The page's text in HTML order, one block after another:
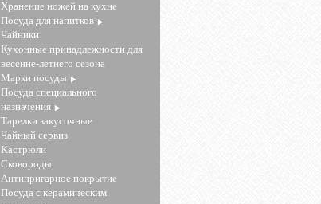
Хранение ножей на кухне
Посуда для напитков
Чайники
Кухонные принадлежности для
весенне-летнего сезона
Марки посуды
Посуда специального
назначения
Тарелки закусочные
Чайный сервиз
Кастрюли
Сковороды
Антипригарное покрытие
Посуда с керамическим